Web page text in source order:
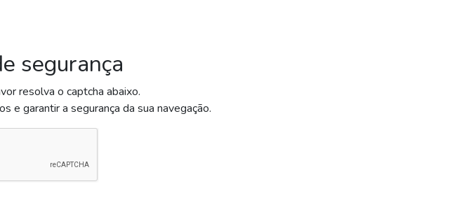
segurança
resolva o captcha abaixo.
e garantir a segurança da sua navegação.